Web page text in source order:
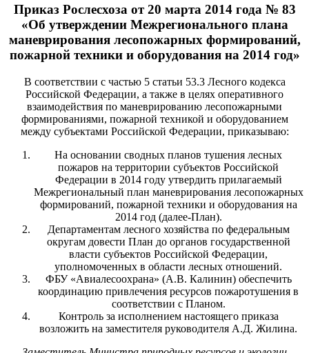
Приказ Рослесхоза от 20 марта 2014 года № 83
«Об утверждении Межрегионального плана
маневрирования лесопожарных формирований,
пожарной техники и оборудования на 2014 год»
В соответствии с частью 5 статьи 53.3 Лесного кодекса
Российской Федерации, а также в целях оперативного
взаимодействия по маневрированию лесопожарными
формированиями, пожарной техникой и оборудованием
между субъектами Российской Федерации, приказываю:
На основании сводных планов тушения лесных
пожаров на территории субъектов Российской
Федерации в 2014 году утвердить прилагаемый
Межрегиональный план маневрирования лесопожарных
формирований, пожарной техники и оборудования на
2014 год (далее-План).
Департаментам лесного хозяйства по федеральным
округам довести План до органов государственной
власти субъектов Российской Федерации,
уполномоченных в области лесных отношений.
ФБУ «Авиалесоохрана» (А.В. Калинин) обеспечить
координацию привлечения ресурсов пожаротушения в
соответствии с Планом.
Контроль за исполнением настоящего приказа
возложить на заместителя руководителя А.Д. Жилина.